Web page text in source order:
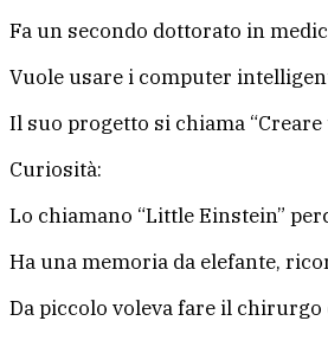
Fa un secondo dottorato in
Vuole usare i computer
Il suo progetto si chiama
Curiosità:
Lo chiamano “Little Einstein”
Ha una memoria da elefante,
Da piccolo voleva fare il chirurgo